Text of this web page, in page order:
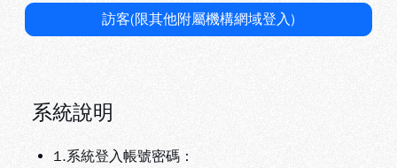
訪客(限其他附屬機構網域登入)
系統說明
1.系統登入帳號密碼：